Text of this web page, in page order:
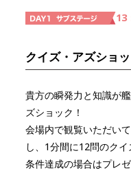
13
クイズ・アズショッ
貴方の瞬発力と知識が
ズショック！
会場内で観覧いただい
し、1分間に12問のクイ
条件達成の場合はプレ